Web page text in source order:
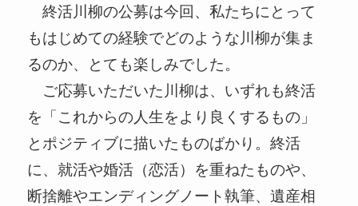
終活川柳の公募は今回、私たちにとって
もはじめての経験でどのような川柳が集ま
るのか、とても楽しみでした。
ご応募いただいた川柳は、いずれも終活
を「これからの人生をより良くするもの」
とポジティブに描いたものばかり。終活
に、就活や婚活（恋活）を重ねたものや、
断捨離やエンディングノート執筆、遺産相